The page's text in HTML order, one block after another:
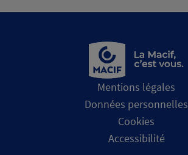
Mentions légales
Données personnelles
Cookies
Accessibilité